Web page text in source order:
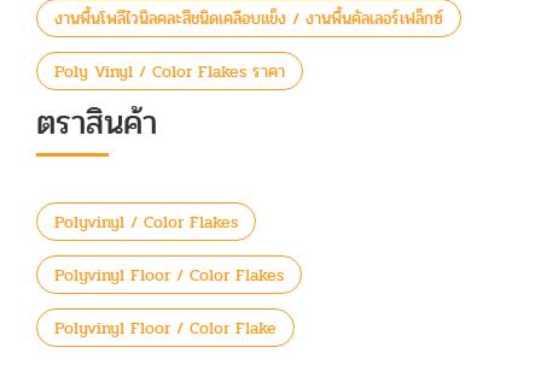
งานพื้นโพลีไวนิลคละสีชนิดเคลือบแข็ง / งานพื้นคัลเลอร์เฟล็กซ์
Poly Vinyl / Color Flakes ราคา
ตราสินค้า
Polyvinyl / Color Flakes
Polyvinyl Floor / Color Flakes
Polyvinyl Floor / Color Flake